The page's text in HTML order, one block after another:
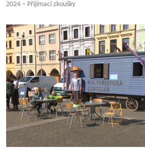
2024 – Přijímací zkoušky